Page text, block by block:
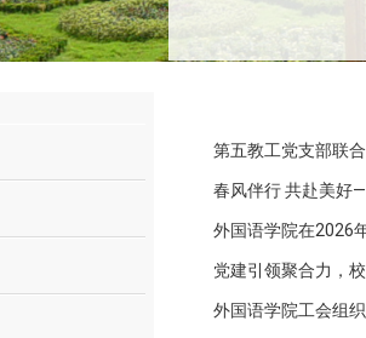
第五教工党支部联
春风伴行 共赴美好
外国语学院在2026
党建引领聚合力，
外国语学院工会组